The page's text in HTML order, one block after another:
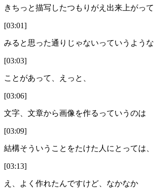
きちっと描写したつもりがえ出来上がって
[03:01]
みると思った通りじゃないっていうような
[03:03]
ことがあって、えっと、
[03:06]
文字、文章から画像を作るっていうのは
[03:09]
結構そういうことをたけた人にとっては、
[03:13]
え、よく作れたんですけど、なかなか